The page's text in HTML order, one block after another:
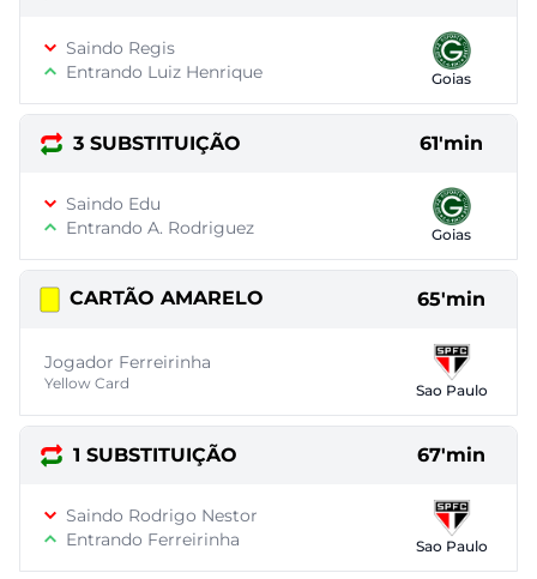
Saindo Regis
Entrando Luiz Henrique
Goias
3 SUBSTITUIÇÃO 61'min
Saindo Edu
Entrando A. Rodriguez
Goias
CARTÃO AMARELO 65'min
Jogador Ferreirinha
Yellow Card Sao Paulo
1 SUBSTITUIÇÃO 67'min
Saindo Rodrigo Nestor
Entrando Ferreirinha
Sao Paulo